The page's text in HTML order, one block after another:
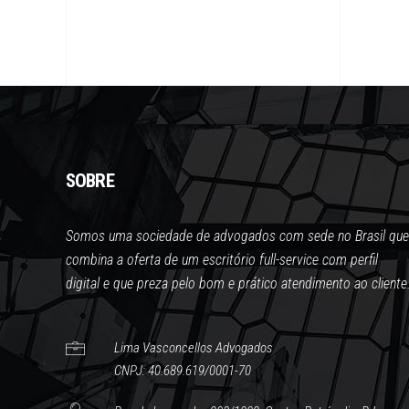
SOBRE
Somos uma sociedade de advogados com sede no Brasil que
combina a oferta de um escritório full-service com perfil
digital e que preza pelo bom e prático atendimento ao
Lima Vasconcellos Advogados
CNPJ: 40.689.619/0001-70